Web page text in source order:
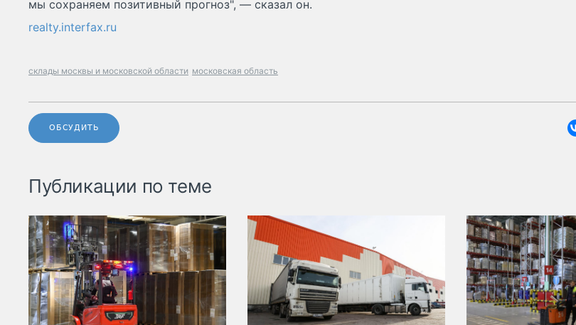
мы сохраняем позитивный прогноз", — сказал он.
realty.interfax.ru
склады москвы и московской области московская область
ОБСУДИТЬ
Публикации по теме